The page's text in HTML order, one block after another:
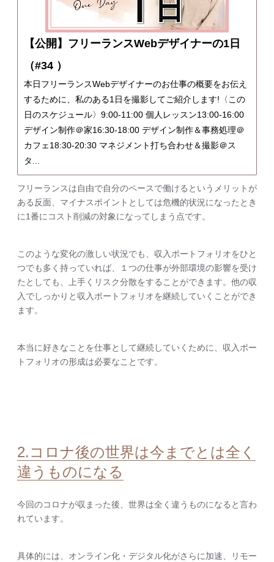
【公開】フリーランスWebデザイナーの1日
（#34 ）
本日フリーランスWebデザイナーのお仕事の概要をお伝え
するために、私のある1日を撮影してご紹介します!〈この
日のスケジュール〉9:00-11:00 個人レッスン13:00-16:00
デザイン制作＠家16:30-18:00 デザイン制作＆事務処理＠
カフェ18:30-20:30 マネジメント打ち合わせ＆撮影＠ス
タ...
フリーランスは自由で自分のペースで働けるというメリットが
ある反面、マイナスポイントとしては危機的状況になったとき
に1番にコスト削減の対象になってしまう点です。
このような変化の激しい状況でも、収入ポートフォリオをひと
つでも多く持っていれば、１つの仕事が外部環境の影響を受け
たとしても、上手くリスク分散をすることができます。他の収
入でしっかりと収入ポートフォリオを継続していくことができ
ます。
本当に好きなことを仕事として継続していくために、収入ポー
トフォリオの形成は必要なことです。
2.コロナ後の世界は今までとは全く
違うものになる
今回のコロナが収まった後、世界は全く違うものになると言わ
れています。
具体的には、オンライン化・デジタル化がさらに加速、リモー